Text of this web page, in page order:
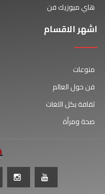
هاي ميوزيك فن
اشهر الاقسام
منوعات
فن حول العالم
ثقافة بكل اللغات
صحة ومرأة